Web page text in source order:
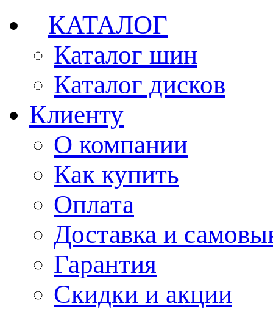
КАТАЛОГ
Каталог шин
Каталог дисков
Клиенту
О компании
Как купить
Оплата
Доставка и
Гарантия
Скидки и акции